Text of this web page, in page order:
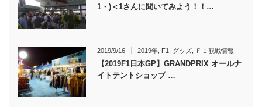
1・)＜1さんに聞いてみよう！！…
2019/9/16 2019年 F1 グッズ Ｆ１観戦情報
【2019F1日本GP】GRANDPRIX オールナ
イトテントショップ …